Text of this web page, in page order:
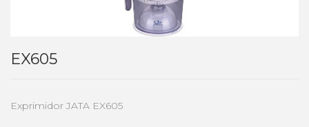
EX605
Exprimidor JATA EX605